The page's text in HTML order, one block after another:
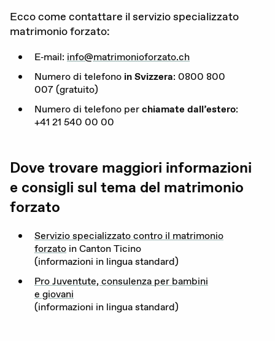
Rete giovani
Attività di rete
Consulenza
La nostra organizzazione
I nostri obiettivi
Membri
Partner
Rapporto annuale
Ecco come contattare il servizio specializzato
matrimonio forzato:
E‑mail: info@​matrimonioforzato.​ch
Numero di telefono in Svizzera: 0800 800
007(gratuito)
Numero di telefono perchiamate dall’estero:
+41 21 540 00 00
Dove trovare maggiori informazioni
e consigli sul tema del matrimonio
forzato
Servizio specializzato contro il matrimonio
forzato in Canton Ticino
(informazioni in lingua standard)
Pro Juventute, consulenza per bambini
e giovani
(informazioni in lingua standard)